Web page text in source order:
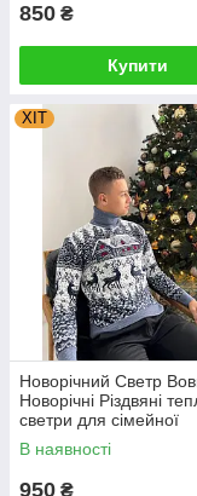
850 ₴
Купити
ХІТ
Новорічний Светр
Новорічні Різдвяні
светри для сімейної
фотосесії 4XL, 5XL
В наявності
950 ₴